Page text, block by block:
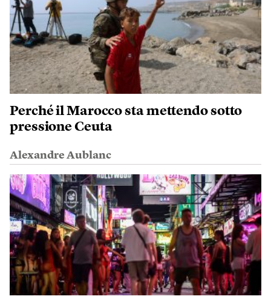
Perché il Marocco sta mettendo sotto
pressione Ceuta
Alexandre Aublanc